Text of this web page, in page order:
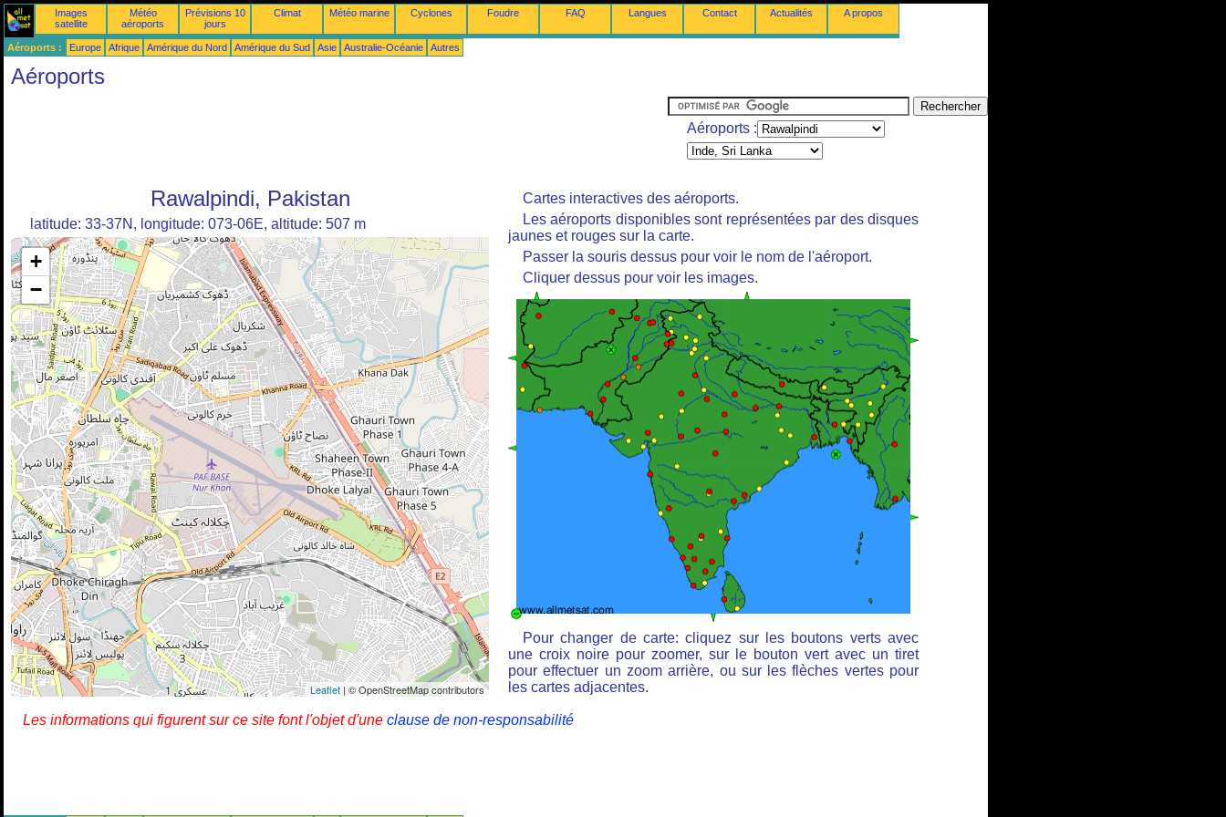
Images
satellite
Météo
aéroports
Prévisions 10
jours
Climat Météo marine Cyclones Foudre FAQ Langues Contact Actualités A propos
Aéroports : Europe Afrique Amérique du Nord Amérique du Sud Asie Australie-Océanie Autres
Aéroports
Aéroports :
Rawalpindi, Pakistan
latitude: 33-37N, longitude: 073-06E, altitude: 507 m
+
−
Leaflet | © OpenStreetMap contributors
Cartes interactives des aéroports.
Les aéroports disponibles sont représentées par des disques
jaunes et rouges sur la carte.
Passer la souris dessus pour voir le nom de l'aéroport.
Cliquer dessus pour voir les images.
Pour changer de carte: cliquez sur les boutons verts avec
une croix noire pour zoomer, sur le bouton vert avec un tiret
pour effectuer un zoom arrière, ou sur les flèches vertes pour
les cartes adjacentes.
Les informations qui figurent sur ce site font l'objet d'une clause de non-responsabilité